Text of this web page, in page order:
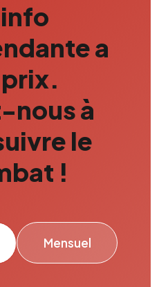
a
nous à
le
!
Mensuel